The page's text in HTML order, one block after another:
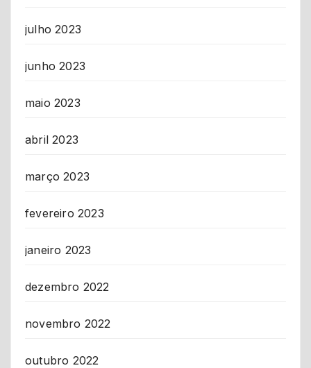
julho 2023
junho 2023
maio 2023
abril 2023
março 2023
fevereiro 2023
janeiro 2023
dezembro 2022
novembro 2022
outubro 2022